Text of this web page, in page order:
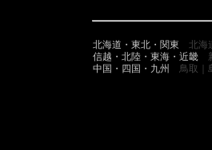
北海道・東北・関東 北海
信越・北陸・東海・近畿
中国・四国・九州 鳥取｜